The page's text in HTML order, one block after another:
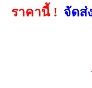
ราคานี้ ! จัดส่